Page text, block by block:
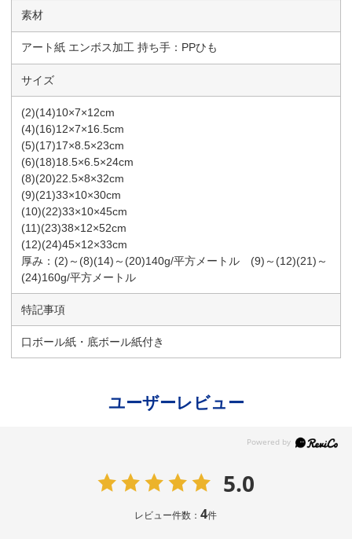
素材
アート紙 エンボス加工 持ち手：PPひも
サイズ
(2)(14)10×7×12cm
(4)(16)12×7×16.5cm
(5)(17)17×8.5×23cm
(6)(18)18.5×6.5×24cm
(8)(20)22.5×8×32cm
(9)(21)33×10×30cm
(10)(22)33×10×45cm
(11)(23)38×12×52cm
(12)(24)45×12×33cm
厚み：(2)～(8)(14)～(20)140g/平方メートル (9)～(12)(21)～
(24)160g/平方メートル
特記事項
口ボール紙・底ボール紙付き
ユーザーレビュー
5.0
レビュー件数：4件